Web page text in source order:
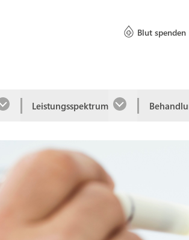
Blut spenden
Leistungsspektrum